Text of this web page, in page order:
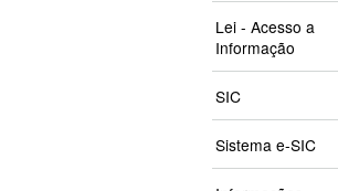
Lei - Acesso a
Informação
SIC
Sistema e-SIC